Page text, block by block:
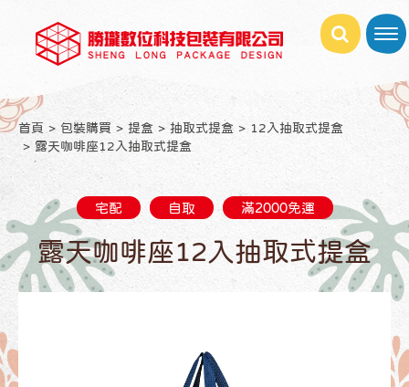
首頁 包裝購買 提盒 抽取式提盒
12入抽取式提盒
露天咖啡座12入抽取式提盒
宅配 自取 滿2000免運
露天咖啡座12入抽取式提盒